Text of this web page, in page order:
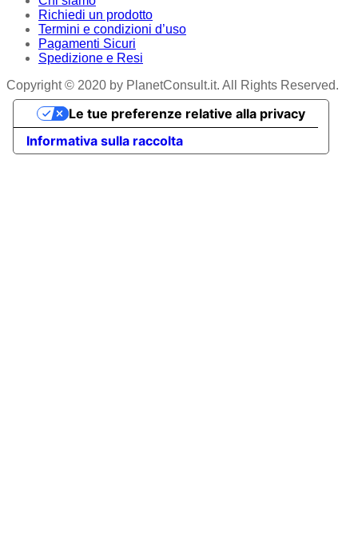
Richiedi un prodotto
Termini e condizioni d’uso
Pagamenti Sicuri
Spedizione e Resi
Copyright © 2020 by PlanetConsult.it. All Rights Reserved.
Informativa sulla raccolta
Le tue preferenze relative alla privacy